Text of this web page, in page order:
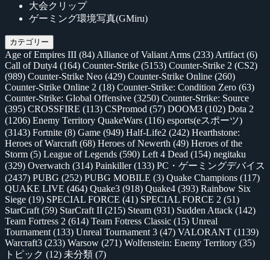
大会クリップ
ゲーミング環境写真(GMiru)
カテゴリー
Age of Empires III (84) Alliance of Valiant Arms (233) Artifact (6)
Call of Duty4 (164) Counter-Strike (5153) Counter-Strike 2 (CS2)
(989) Counter-Strike Neo (429) Counter-Strike Online (260)
Counter-Strike Online 2 (18) Counter-Strike: Condition Zero (63)
Counter-Strike: Global Offensive (3250) Counter-Strike: Source
(395) CROSSFIRE (113) CSPromod (57) DOOM3 (102) Dota 2
(1206) Enemy Territory QuakeWars (116) esports(eスポーツ)
(3143) Fortnite (8) Game (949) Half-Life2 (242) Hearthstone:
Heroes of Warcraft (68) Heroes of Newerth (49) Heroes of the
Storm (5) League of Legends (590) Left 4 Dead (154) negitaku
(329) Overwatch (314) Painkiller(133) PC・ゲーミングデバイス
(2437) PUBG (252) PUBG MOBILE (3) Quake Champions (117)
QUAKE LIVE (464) Quake3 (918) Quake4 (393) Rainbow Six
Siege (19) SPECIAL FORCE (41) SPECIAL FORCE 2 (51)
StarCraft (59) StarCraft II (215) Steam (931) Sudden Attack (142)
Team Fortress 2 (614) Team Fotress Classic (15) Unreal
Tournament (133) Unreal Tournament 3 (47) VALORANT (1139)
Warcraft3 (233) Warsow (271) Wolfenstein: Enemy Territory (35)
トピック (12) 未分類 (7)